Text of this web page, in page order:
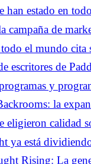
han estado en
campaña de
tuiteael mundo cita
escritores de
del oso más
y
de historia
la
da vueltas en
eligieron calidad
ya está
está bien
Rising: La